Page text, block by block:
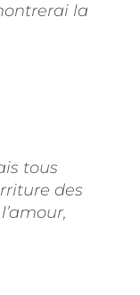
la
tous
des